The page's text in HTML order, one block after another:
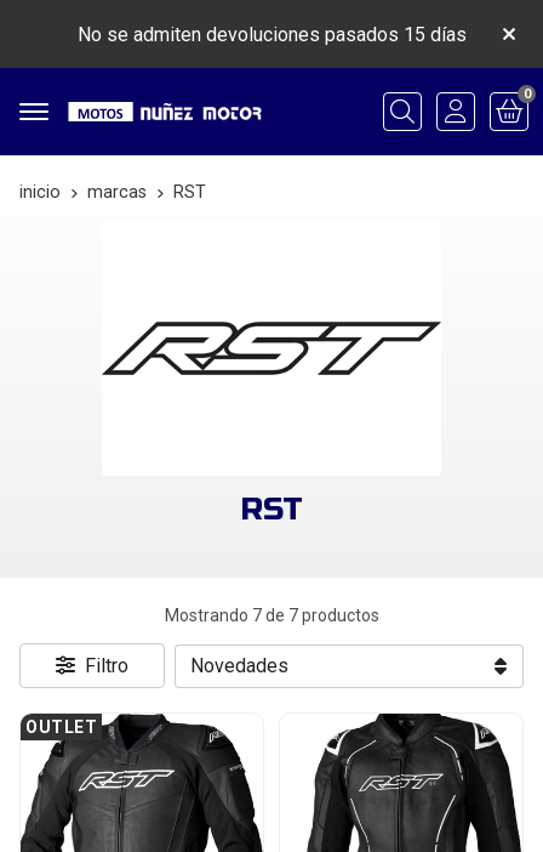
No se admiten devoluciones pasados 15 días
Buscar
0
inicio marcas RST
RST
Mostrando 7 de 7 productos
Filtro
OUTLET